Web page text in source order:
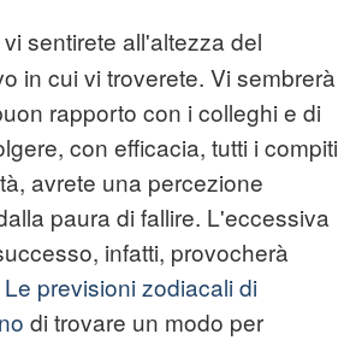
sentirete all'altezza del
in cui vi troverete. Vi sembrerà
rapporto con i colleghi e di
con efficacia, tutti i compiti
avrete una percezione
paura di fallire. L'eccessiva
infatti, provocherà
Le previsioni zodiacali di
di trovare un modo per